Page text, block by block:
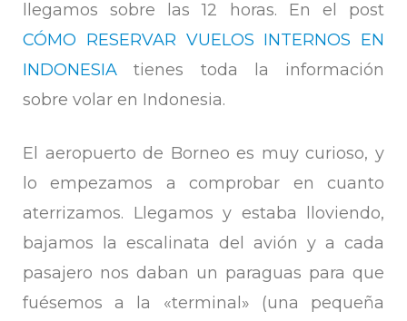
llegamos sobre las 12 horas. En el post
CÓMO RESERVAR VUELOS INTERNOS EN
INDONESIA tienes toda la información
sobre volar en Indonesia.
El aeropuerto de Borneo es muy curioso, y
lo empezamos a comprobar en cuanto
aterrizamos. Llegamos y estaba lloviendo,
bajamos la escalinata del avión y a cada
pasajero nos daban un paraguas para que
fuésemos a la «terminal» (una pequeña